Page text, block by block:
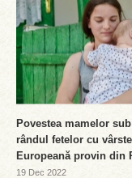
Povestea mamelor
rândul fetelor cu
Europeană provin din
19 Dec 2022